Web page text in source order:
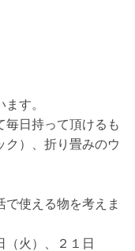
す。
毎日持って頂けるも
ク）、折り畳みのウ
使える物を考えま
（火）、２１日